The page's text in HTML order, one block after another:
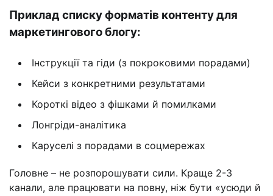
Приклад списку форматів контенту для
маркетингового блогу:
Інструкції та гіди (з покроковими порадами)
Кейси з конкретними результатами
Короткі відео з фішками й помилками
Лонгріди-аналітика
Каруселі з порадами в соцмережах
Головне – не розпорошувати сили. Краще 2-3
канали, але працювати на повну, ніж бути «усюди й